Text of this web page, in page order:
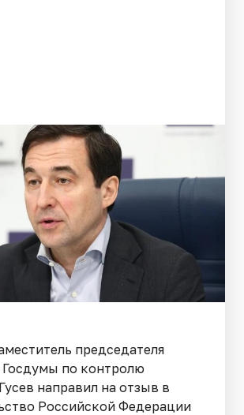
председателя
Госдумы по контролю
направил на отзыв в
Российской Федерации